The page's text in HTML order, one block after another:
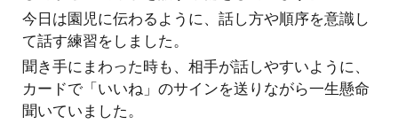
今日は園児に伝わるように、話し方や順序を意識し
て話す練習をしました。
聞き手にまわった時も、相手が話しやすいように、
カードで「いいね」のサインを送りながら一生懸命
聞いていました。